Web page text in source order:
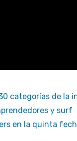
categorías de la
y surf
en la quinta